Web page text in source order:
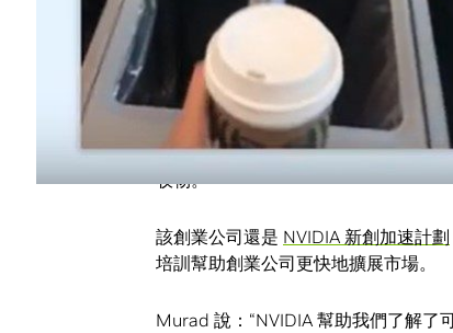
Intuitive AI 發布的產品很及時。
料和各種非分選的廢紙等。
據美國廢料回收工業協會（Institute
塑料廢料出口量暴跌了近 90％。各地
收物。
該創業公司還是 NVIDIA 新創加速計劃
培訓幫助創業公司更快地擴展市場。
Murad 說：“NVIDIA 幫助我們了解了